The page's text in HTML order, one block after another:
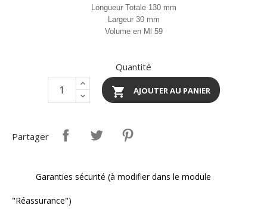
Longueur Totale 130 mm
Largeur 30 mm
Volume en Ml 59
Quantité
 AJOUTER AU PANIER
Partager
Garanties sécurité (à modifier dans le module
"Réassurance")